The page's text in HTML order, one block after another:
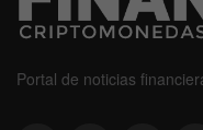
Portal de noticias